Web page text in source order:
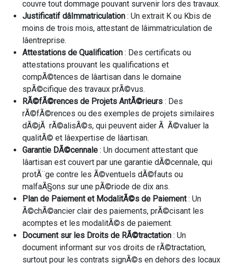
couvre tout dommage pouvant survenir lors des travaux.
Justificatif dâImmatriculation : Un extrait K ou Kbis de
moins de trois mois, attestant de lâimmatriculation de
lâentreprise.
Attestations de Qualification : Des certificats ou
attestations prouvant les qualifications et
compÃ©tences de lâartisan dans le domaine
spÃ©cifique des travaux prÃ©vus.
RÃ©fÃ©rences de Projets AntÃ©rieurs : Des
rÃ©fÃ©rences ou des exemples de projets similaires
dÃ©jÃ rÃ©alisÃ©s, qui peuvent aider Ã Ã©valuer la
qualitÃ© et lâexpertise de lâartisan.
Garantie DÃ©cennale : Un document attestant que
lâartisan est couvert par une garantie dÃ©cennale, qui
protÃ¨ge contre les Ã©ventuels dÃ©fauts ou
malfaÃ§ons sur une pÃ©riode de dix ans.
Plan de Paiement et ModalitÃ©s de Paiement: Un
Ã©chÃ©ancier clair des paiements, prÃ©cisant les
acomptes et les modalitÃ©s de paiement.
Document sur les Droits de RÃ©tractation : Un
document informant sur vos droits de rÃ©tractation,
surtout pour les contrats signÃ©s en dehors des locaux